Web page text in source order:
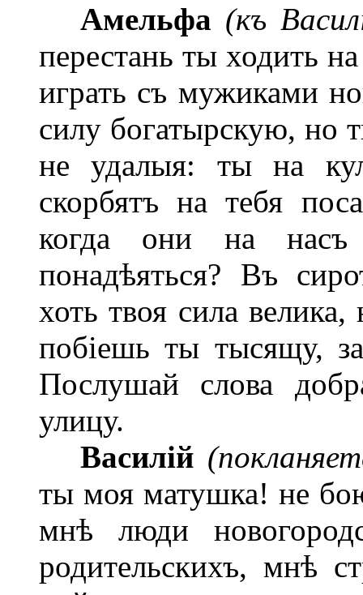
Амельфа (къ
перестань ты ходить
играть съ мужиками
силу богатырскую, но
не удалыя: ты на
скорбятъ на тебя
когда они на
понадѣяться? Въ
хоть твоя сила
побіешь ты тысящу,
Послушай слова
улицу.
Василій
ты моя матушка! не
мнѣ люди
родительскихъ, мнѣ